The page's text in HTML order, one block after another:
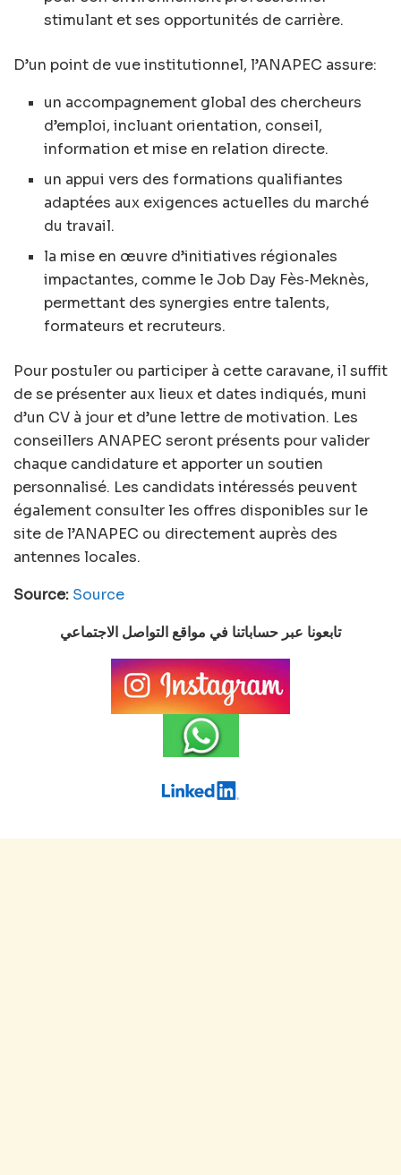
stimulant et ses opportunités de carrière.
D’un point de vue institutionnel, l’ANAPEC assure:
un accompagnement global des chercheurs
d’emploi, incluant orientation, conseil,
information et mise en relation directe.
un appui vers des formations qualifiantes
adaptées aux exigences actuelles du marché
du travail.
la mise en œuvre d’initiatives régionales
impactantes, comme le Job Day Fès‑Meknès,
permettant des synergies entre talents,
formateurs et recruteurs.
Pour postuler ou participer à cette caravane, il suffit
de se présenter aux lieux et dates indiqués, muni
d’un CV à jour et d’une lettre de motivation. Les
conseillers ANAPEC seront présents pour valider
chaque candidature et apporter un soutien
personnalisé. Les candidats intéressés peuvent
également consulter les offres disponibles sur le
site de l’ANAPEC ou directement auprès des
antennes locales.
Source: Source
تابعونا عبر حساباتنا في مواقع التواصل الاجتماعي